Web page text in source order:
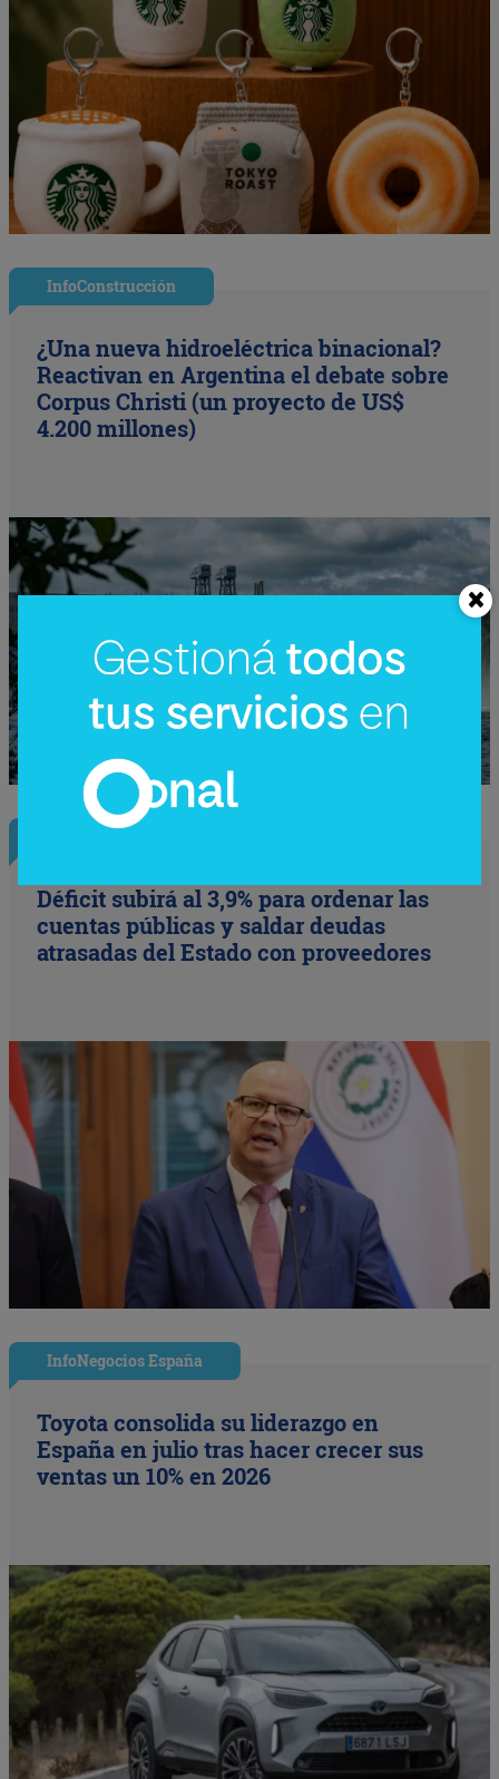
InfoConstrucción
¿Una nueva hidroeléctrica binacional?
Reactivan en Argentina el debate sobre
Corpus Christi (un proyecto de US$
4.200 millones)
Nota Principal
Déficit subirá al 3,9% para ordenar las
cuentas públicas y saldar deudas
atrasadas del Estado con proveedores
InfoNegocios España
Toyota consolida su liderazgo en
España en julio tras hacer crecer sus
ventas un 10% en 2026